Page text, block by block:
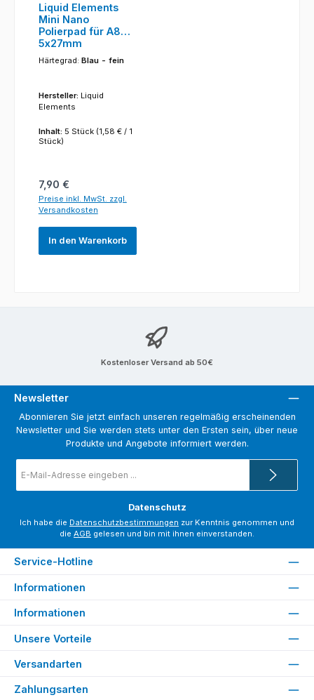
Liquid Elements
Mini Nano
Polierpad für A800
5x27mm
Härtegrad: Blau - fein
Hersteller: Liquid
Elements
Inhalt: 5 Stück (1,58 € / 1
Stück)
Regulärer Preis:
7,90 €
Preise inkl. MwSt. zzgl.
Versandkosten
In den Warenkorb
Kostenloser Versand ab 50€
Newsletter
Abonnieren Sie jetzt einfach unseren regelmäßig erscheinenden
Newsletter und Sie werden stets unter den Ersten sein, über neue
Produkte und Angebote informiert werden.
Mail-
Adresse
Datenschutz
Ich habe die Datenschutzbestimmungen zur Kenntnis genommen und
die AGB gelesen und bin mit ihnen einverstanden.
Service-Hotline
Informationen
Informationen
Unsere Vorteile
Versandarten
Zahlungsarten